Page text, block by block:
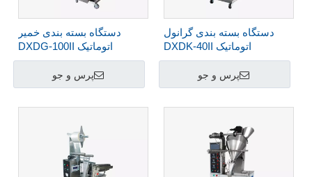
دستگاه بسته بندی گرانول
اتوماتیک DXDK-40II
پرس و جو
دستگاه بسته بندی خمیر
اتوماتیک DXDG-100II
پرس و جو